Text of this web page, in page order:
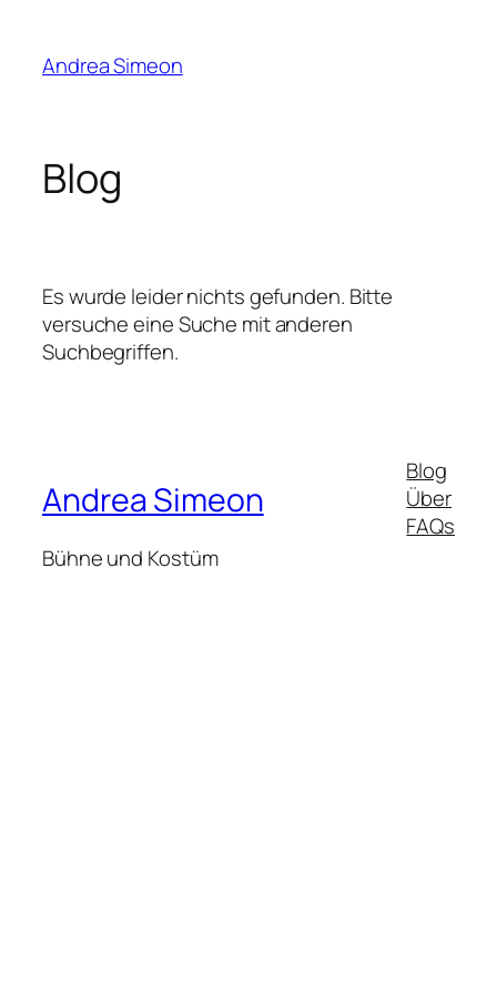
springen
Andrea Simeon
Blog
Es wurde leider nichts gefunden. Bitte
versuche eine Suche mit anderen
Suchbegriffen.
Andrea Simeon
Bühne und Kostüm
Blog
Über
FAQs